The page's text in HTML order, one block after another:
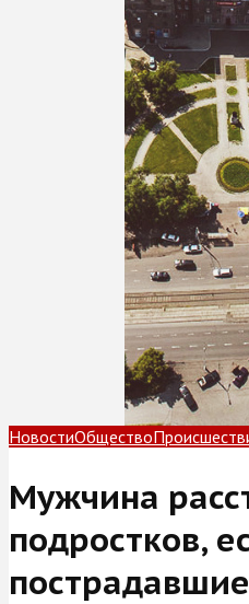
НовостиОбщество
Мужчина
подростков,
пострадавшие